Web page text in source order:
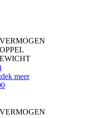
VERMOGEN
i
meer
VERMOGEN